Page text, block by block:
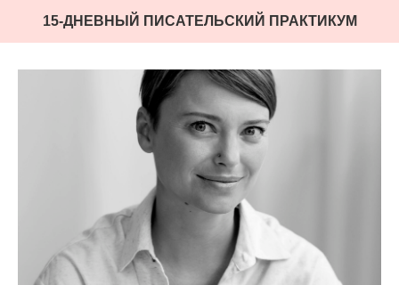
15-ДНЕВНЫЙ ПИСАТЕЛЬСКИЙ ПРАКТИКУМ